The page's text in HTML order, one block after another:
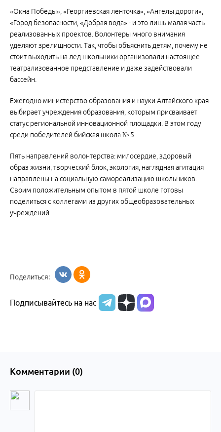
«Окна Победы», «Георгиевская ленточка», «Ангелы дороги»,
«Город безопасности, «Добрая вода» - и это лишь малая часть
реализованных проектов. Волонтеры много внимания
уделяют зрелищности. Так, чтобы объяснить детям, почему не
стоит выходить на лед школьники организовали настоящее
театрализованное представление и даже задействовали
бассейн.
Ежегодно министерство образования и науки Алтайского края
выбирает учреждения образования, которым присваивает
статус региональной инновационной площадки. В этом году
среди победителей бийская школа № 5.
Пять направлений волонтерства: милосердие, здоровый
образ жизни, творческий блок, экология, наглядная агитация
направлены на социальную самореализацию школьников.
Своим положительным опытом в пятой школе готовы
поделиться с коллегами из других общеобразовательных
учреждений.
Поделиться:
Подписывайтесь на нас
Комментарии (0)